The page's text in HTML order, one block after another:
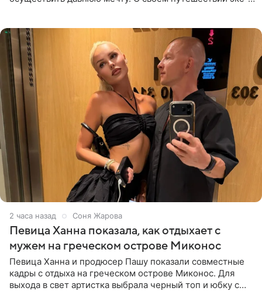
2 часа назад Соня Жарова
Певица Ханна показала, как отдыхает с
мужем на греческом острове Миконос
Певица Ханна и продюсер Пашу показали совместные
кадры с отдыха на греческом острове Миконос. Для
выхода в свет артистка выбрала черный топ и юбку с